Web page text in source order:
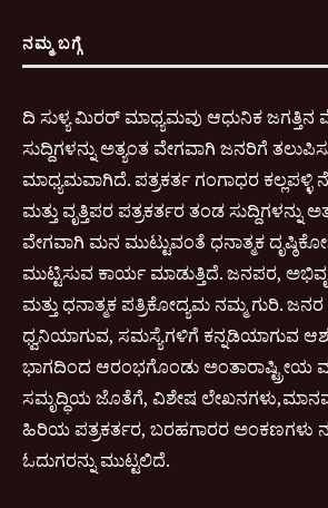
ನಮ್ಮ ಬಗ್ಗೆ
ದಿ ಸುಳ್ಯ ಮಿರರ್ ಮಾಧ್ಯಮವು ಆಧುನಿಕ ಜಗತ್ತಿನ
ಸುದ್ದಿಗಳನ್ನು ಅತ್ಯಂತ ವೇಗವಾಗಿ ಜನರಿಗೆ
ಮಾಧ್ಯಮವಾಗಿದೆ. ಪತ್ರಕರ್ತ ಗಂಗಾಧರ ಕಲ್ಲಪಳ್ಳಿ
ಮತ್ತು ವೃತ್ತಿಪರ ಪತ್ರಕರ್ತರ ತಂಡ ಸುದ್ದಿಗಳನ್ನು
ವೇಗವಾಗಿ ಮನ ಮುಟ್ಟುವಂತೆ ಧನಾತ್ಮಕ
ಮುಟ್ಟಿಸುವ ಕಾರ್ಯ ಮಾಡುತ್ತಿದೆ. ಜನಪರ,
ಮತ್ತು ಧನಾತ್ಮಕ ಪತ್ರಿಕೋದ್ಯಮ ನಮ್ಮ ಗುರಿ.
ಧ್ವನಿಯಾಗುವ, ಸಮಸ್ಯೆಗಳಿಗೆ ಕನ್ನಡಿಯಾಗುವ
ಭಾಗದಿಂದ ಆರಂಭಗೊಂಡು ಅಂತಾರಾಷ್ಟ್ರೀಯ
ಸಮೃದ್ಧಿಯ ಜೊತೆಗೆ, ವಿಶೇಷ
ಹಿರಿಯ ಪತ್ರಕರ್ತರ, ಬರಹಗಾರರ ಅಂಕಣಗಳು
ಓದುಗರನ್ನು ಮುಟ್ಟಲಿದೆ.